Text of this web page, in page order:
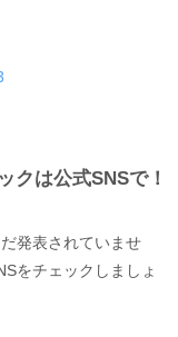
クは公式SNSで！
発表されていませ
をチェックしましょ